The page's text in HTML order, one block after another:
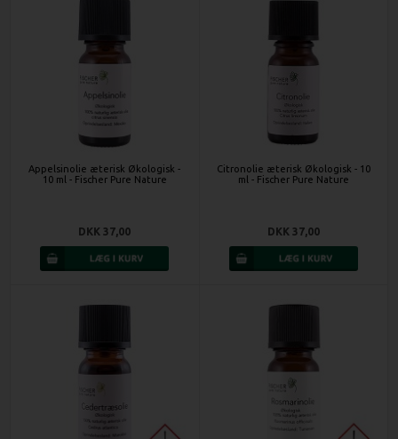
Appelsinolie æterisk Økologisk -
10 ml - Fischer Pure Nature
DKK 37,00
Citronolie æterisk Økologisk - 10
ml - Fischer Pure Nature
DKK 37,00